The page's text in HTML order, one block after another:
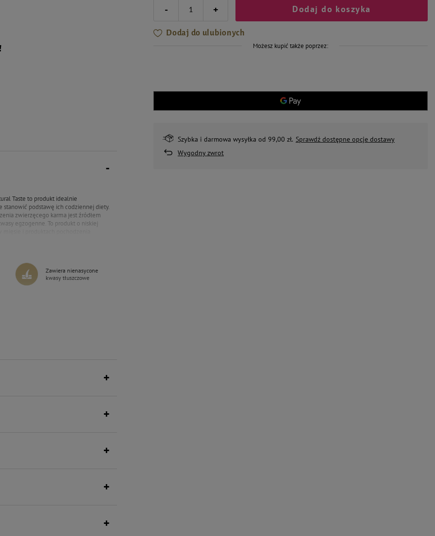
- + Dodaj do koszyka
Dodaj do ulubionych
Możesz kupić także poprzez:
Szybka i darmowa wysyłka od 99,00 zł. Sprawdź dostępne opcje dostawy
Wygodny zwrot
Taste to produkt idealnie
stanowić podstawę ich codziennej diety.
zwierzęcego karma jest źródłem
egzogenne. To produkt o niskiej
za układ rozrodczy, która
ale wartościowa receptura bogata w
pochodzenia zwierzęcego czyni
Zawiera nienasycone
kwasy tłuszczowe